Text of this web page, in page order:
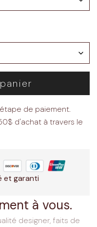
de paiement.
d'achat à travers le
et garanti
à vous.
designer, faits de